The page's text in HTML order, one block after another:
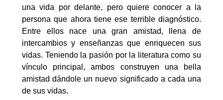
una vida por delante, pero quiere conocer a la
persona que ahora tiene ese terrible diagnóstico.
Entre ellos nace una gran amistad, llena de
intercambios y enseñanzas que enriquecen sus
vidas. Teniendo la pasión por la literatura como su
vínculo principal, ambos construyen una bella
amistad dándole un nuevo significado a cada una
de sus vidas.